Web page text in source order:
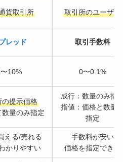
貨取引所 取引所のユーザー
レッド 取引手数料
10% 0〜0.1%
の提示価格
数量のみ指定
成行：数量のみ指
指値：価格と数量
指定
える/売れる
かりやすい
手数料が安い
価格を指定できる